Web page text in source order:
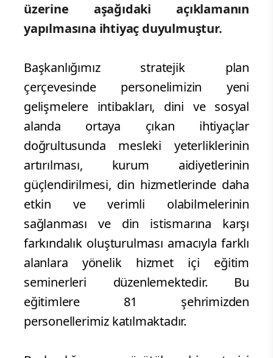
üzerine aşağıdaki açıklamanın
yapılmasına ihtiyaç duyulmuştur.
Başkanlığımız stratejik plan
çerçevesinde personelimizin yeni
gelişmelere intibakları, dini ve sosyal
alanda ortaya çıkan ihtiyaçlar
doğrultusunda mesleki yeterliklerinin
artırılması, kurum aidiyetlerinin
güçlendirilmesi, din hizmetlerinde daha
etkin ve verimli olabilmelerinin
sağlanması ve din istismarına karşı
farkındalık oluşturulması amacıyla farklı
alanlara yönelik hizmet içi eğitim
seminerleri düzenlemektedir. Bu
eğitimlere 81 şehrimizden
personellerimiz katılmaktadır.